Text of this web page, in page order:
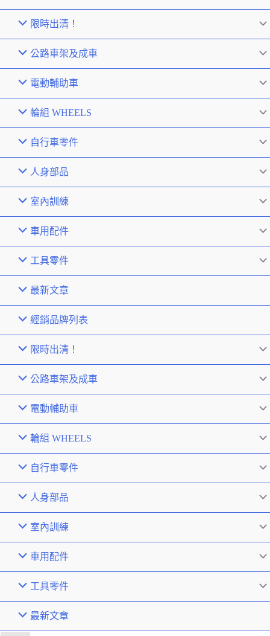
限時出清！
公路車架及成車
電動輔助車
輪組 WHEELS
自行車零件
人身部品
室內訓練
車用配件
工具零件
最新文章
經銷品牌列表
限時出清！
公路車架及成車
電動輔助車
輪組 WHEELS
自行車零件
人身部品
室內訓練
車用配件
工具零件
最新文章